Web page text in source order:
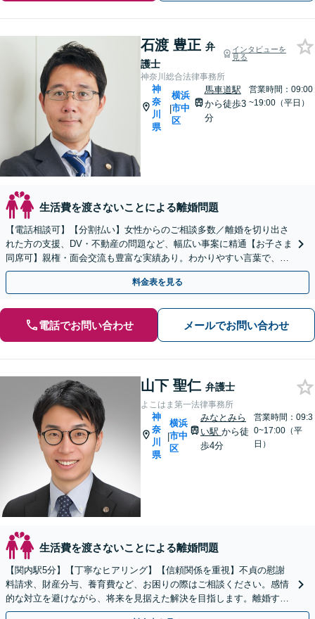
石渡 豊正 弁
護士
インタビューを
見る
神奈川総合法律事務所
神
奈
川
県
|
横浜
市中
区
馬車道駅
から徒歩3
分
営業時間：09:00
~19:00（平日）
生活費を渡さないことによる離婚問題
【電話相談可】【分割払い】女性からのご相談多数／離婚を切り出さ
れた方の支援、DV・不動産の問題など、幅広い事案に精通【お子さま
同席可】親権・面会交流も豊富な実績あり。わかりやすい言葉で、早
期に方針をお伝えします【馬車道駅2分】
料金表を見る
電話でお問い合わせ メールでお問い合わせ
山下 聖仁 弁護士
よこはま第一法律事務所
神
奈
川
県
|
横浜
市中
区
みなとみら
い駅 から徒
歩4分
営業時間：09:3
0~17:00（平
日）
生活費を渡さないことによる離婚問題
【関内駅5分】【丁寧なヒアリング】【信頼関係を重視】不貞の慰謝
料請求、財産分与、養育費など、お困りの際はご相談ください。感情
的な対立を避けながら、将来を見据えた解決を目指します。離婚する
か悩んでいる段階でもお気軽にご連絡ください。